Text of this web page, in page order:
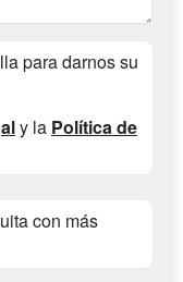
para darnos su
y la Política de
con más